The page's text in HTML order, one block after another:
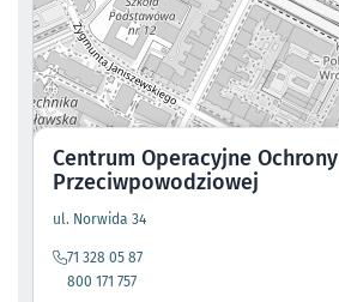
Centrum Operacyjne Ochrony
Przeciwpowodziowej
ul. Norwida 34
71 328 05 87
800 171 757